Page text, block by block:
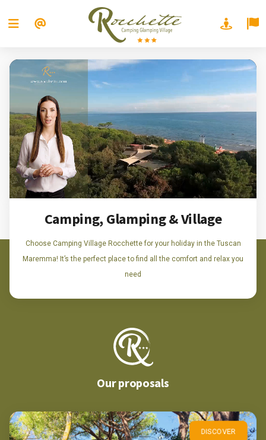
Camping, Glamping & Village
Choose Camping Village Rocchette for your holiday in the Tuscan
Maremma! It’s the perfect place to find all the comfort and relax you
need
Our proposals
DISCOVER